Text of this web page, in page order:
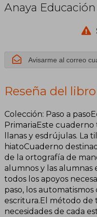
Anaya Educación
Avisarme al correo
Reseña del
Colección: Paso a
PrimariaEste cuaderno
llanas y esdrújulas. La
hiatoCuaderno
de la ortografía de
alumnos y las alumnas
todos los apoyos
paso, los
escritura.El método de
necesidades de cada